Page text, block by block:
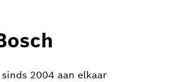
2004 aan elkaar